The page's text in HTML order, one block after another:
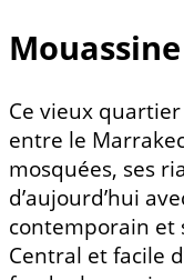
Mouassine
Ce vieux
entre le
mosquées, ses
d’aujourd’hui
contemporain et
Central et facile